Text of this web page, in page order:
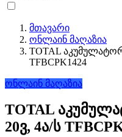
მთავარი
ონლაინ მაღაზია
TOTAL
TFBCPK1424
ონლაინ მაღაზია
TOTAL
20ვ, 4ა/ს